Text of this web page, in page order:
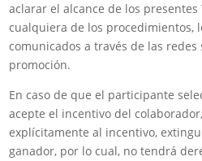
aclarar el alcance de los
cualquiera de los procedimientos,
comunicados a través de las
promoción.
En caso de que el participante
acepte el incentivo del
explícitamente al incentivo,
ganador, por lo cual, no tendrá